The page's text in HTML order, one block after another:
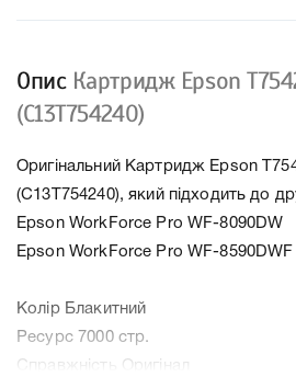
Опис Картридж Epson
(C13T754240)
Оригінальний Картридж Epson
(C13T754240), який підходить до
Epson WorkForce Pro WF-8090DW
Epson WorkForce Pro WF-8590DWF
Колір Блакитний
Ресурс 7000 стр.
Справжність Оригінал